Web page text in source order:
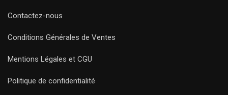
Contactez-nous
Conditions Générales de Ventes
Mentions Légales et CGU
Politique de confidentialité